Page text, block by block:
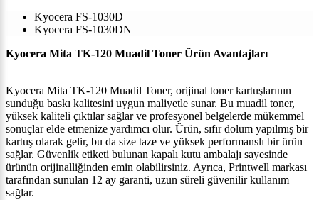
Kyocera FS-1030D
Kyocera FS-1030DN
Kyocera Mita TK-120 Muadil Toner Ürün Avantajları
Kyocera Mita TK-120 Muadil Toner, orijinal toner kartuşlarının
sunduğu baskı kalitesini uygun maliyetle sunar. Bu muadil toner,
yüksek kaliteli çıktılar sağlar ve profesyonel belgelerde mükemmel
sonuçlar elde etmenize yardımcı olur. Ürün, sıfır dolum yapılmış bir
kartuş olarak gelir, bu da size taze ve yüksek performanslı bir ürün
sağlar. Güvenlik etiketi bulunan kapalı kutu ambalajı sayesinde
ürünün orijinalliğinden emin olabilirsiniz. Ayrıca, Printwell markası
tarafından sunulan 12 ay garanti, uzun süreli güvenilir kullanım
sağlar.